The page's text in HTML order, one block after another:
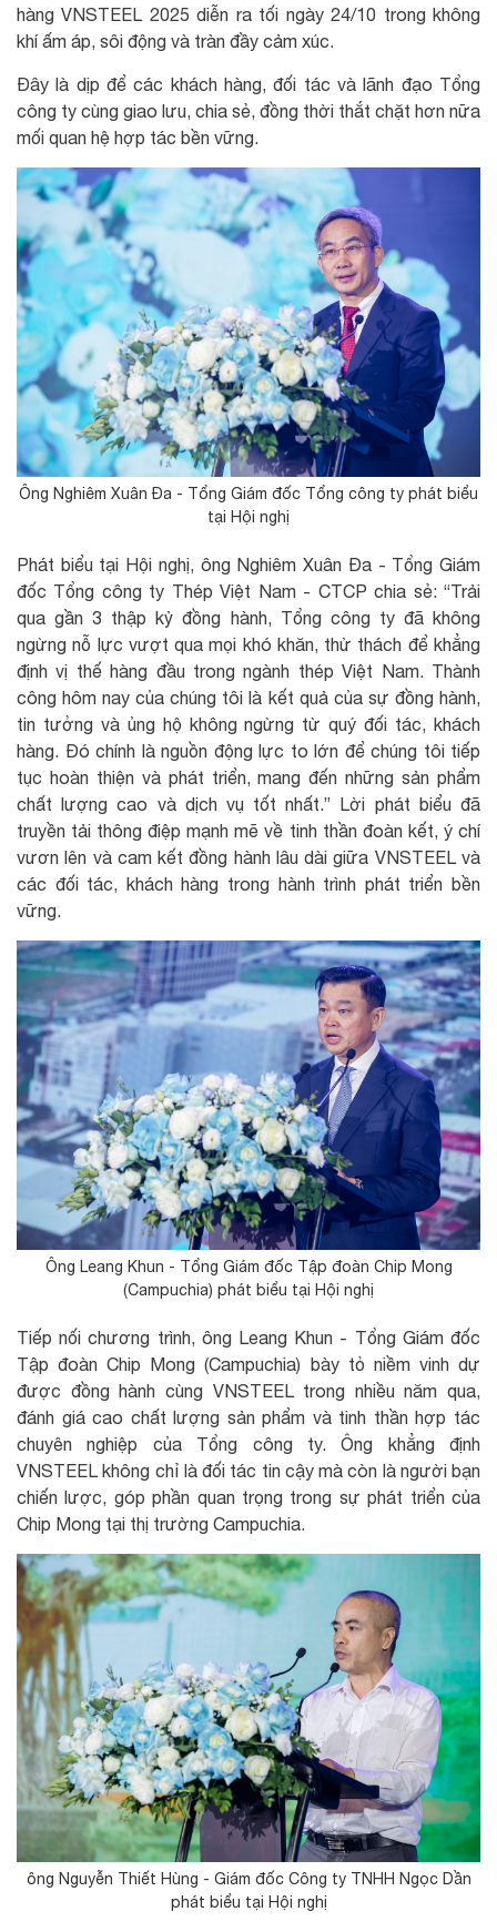
hàng VNSTEEL 2025 diễn ra tối ngày 24/10 trong không
khí ấm áp, sôi động và tràn đầy cảm xúc.
Đây là dịp để các khách hàng, đối tác và lãnh đạo Tổng
công ty cùng giao lưu, chia sẻ, đồng thời thắt chặt hơn nữa
mối quan hệ hợp tác bền vững.
Ông Nghiêm Xuân Đa - Tổng Giám đốc Tổng công ty phát biểu
tại Hội nghị
Phát biểu tại Hội nghị, ông Nghiêm Xuân Đa - Tổng Giám
đốc Tổng công ty Thép Việt Nam - CTCP chia sẻ: “Trải
qua gần 3 thập kỷ đồng hành, Tổng công ty đã không
ngừng nỗ lực vượt qua mọi khó khăn, thử thách để khẳng
định vị thế hàng đầu trong ngành thép Việt Nam. Thành
công hôm nay của chúng tôi là kết quả của sự đồng hành,
tin tưởng và ủng hộ không ngừng từ quý đối tác, khách
hàng. Đó chính là nguồn động lực to lớn để chúng tôi tiếp
tục hoàn thiện và phát triển, mang đến những sản phẩm
chất lượng cao và dịch vụ tốt nhất.” Lời phát biểu đã
truyền tải thông điệp mạnh mẽ về tinh thần đoàn kết, ý chí
vươn lên và cam kết đồng hành lâu dài giữa VNSTEEL và
các đối tác, khách hàng trong hành trình phát triển bền
vững.
Ông Leang Khun - Tổng Giám đốc Tập đoàn Chip Mong
(Campuchia) phát biểu tại Hội nghị
Tiếp nối chương trình, ông Leang Khun - Tổng Giám đốc
Tập đoàn Chip Mong (Campuchia) bày tỏ niềm vinh dự
được đồng hành cùng VNSTEEL trong nhiều năm qua,
đánh giá cao chất lượng sản phẩm và tinh thần hợp tác
chuyên nghiệp của Tổng công ty. Ông khẳng định
VNSTEEL không chỉ là đối tác tin cậy mà còn là người bạn
chiến lược, góp phần quan trọng trong sự phát triển của
Chip Mong tại thị trường Campuchia.
ông Nguyễn Thiết Hùng - Giám đốc Công ty TNHH Ngọc Dần
phát biểu tại Hội nghị